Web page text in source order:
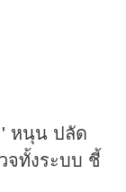
หนุน ปลัด
จทั้งระบบ ชี้